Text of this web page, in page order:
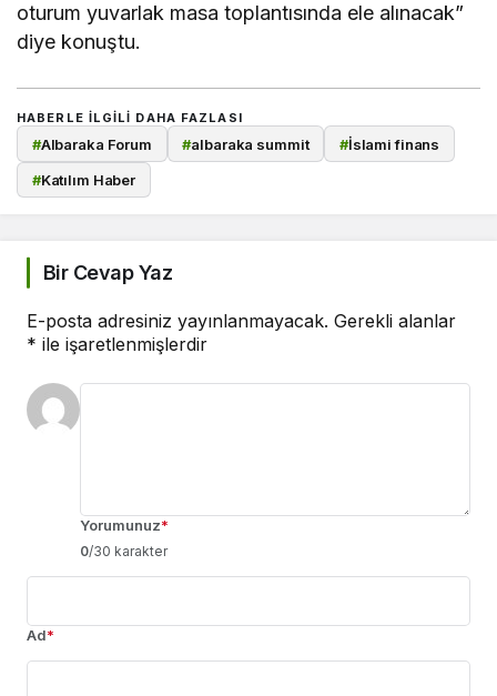
oturum yuvarlak masa toplantısında ele alınacak”
diye konuştu.
HABERLE ILGILI DAHA FAZLASI
#Albaraka Forum #albaraka summit #İslami finans
#Katılım Haber
Bir Cevap Yaz
E-posta adresiniz yayınlanmayacak. Gerekli alanlar
* ile işaretlenmişlerdir
Yorumunuz*
0/30 karakter
Ad*